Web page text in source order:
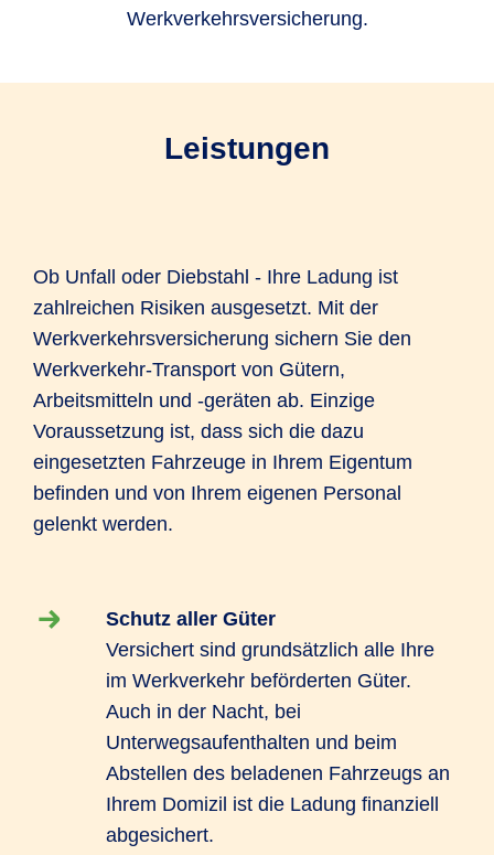
Werkverkehrsversicherung.
Leistungen
Ob Unfall oder Diebstahl - Ihre Ladung ist
zahlreichen Risiken ausgesetzt. Mit der
Werkverkehrsversicherung sichern Sie den
Werkverkehr-Transport von Gütern,
Arbeitsmitteln und -geräten ab. Einzige
Voraussetzung ist, dass sich die dazu
eingesetzten Fahrzeuge in Ihrem Eigentum
befinden und von Ihrem eigenen Personal
gelenkt werden.
Schutz aller Güter
Versichert sind grundsätzlich alle Ihre
im Werkverkehr beförderten Güter.
Auch in der Nacht, bei
Unterwegsaufenthalten und beim
Abstellen des beladenen Fahrzeugs an
Ihrem Domizil ist die Ladung finanziell
abgesichert.